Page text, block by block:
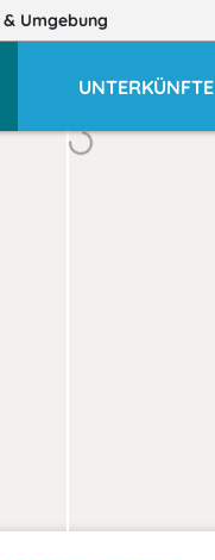
& Umgebung
UNTERKÜNFTE